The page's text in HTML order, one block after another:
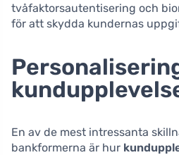
tvåfaktorsautentisering och
för att skydda kundernas
En av de mest intressanta
bankformerna är hur